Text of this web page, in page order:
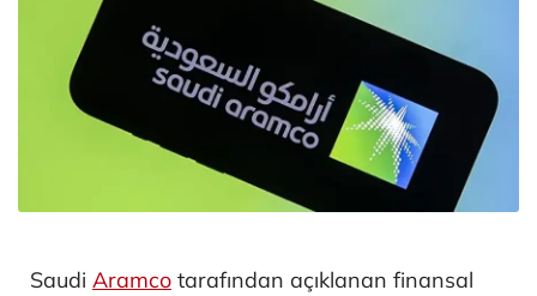
Saudi Aramco tarafından açıklanan finansal